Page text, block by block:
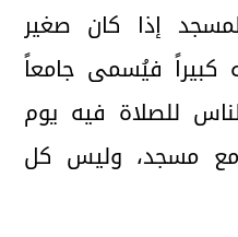
إذا كان صغير
كبيراً فيُسمى جامعاً
للصلاة فيه يوم
مسجد، وليس كل